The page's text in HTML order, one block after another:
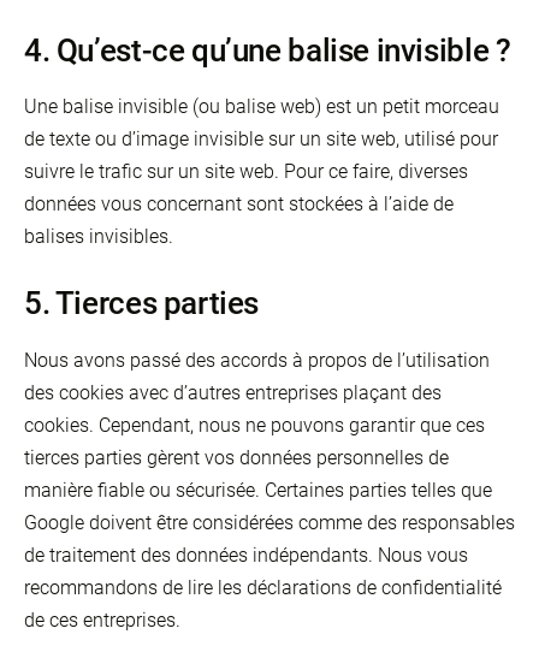
4. Qu’est-ce qu’une balise invisible ?
Une balise invisible (ou balise web) est un petit morceau
de texte ou d’image invisible sur un site web, utilisé pour
suivre le trafic sur un site web. Pour ce faire, diverses
données vous concernant sont stockées à l’aide de
balises invisibles.
5. Tierces parties
Nous avons passé des accords à propos de l’utilisation
des cookies avec d’autres entreprises plaçant des
cookies. Cependant, nous ne pouvons garantir que ces
tierces parties gèrent vos données personnelles de
manière fiable ou sécurisée. Certaines parties telles que
Google doivent être considérées comme des responsables
de traitement des données indépendants. Nous vous
recommandons de lire les déclarations de confidentialité
de ces entreprises.